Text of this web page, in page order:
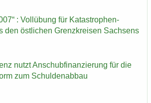
: Voll­übung für Ka­ta­stro­phen­
den öst­li­chen Grenz­krei­sen Sach­sens
nutzt An­schub­fi­nan­zie­rung für die
zum Schul­den­ab­bau